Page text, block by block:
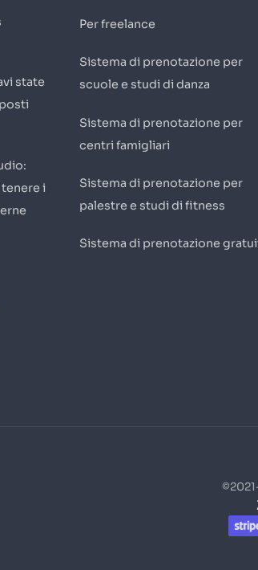
state
i
Per freelance
Sistema di prenotazione per
scuole e studi di danza
Sistema di prenotazione per
centri famigliari
Sistema di prenotazione per
palestre e studi di fitness
Sistema di prenotazione